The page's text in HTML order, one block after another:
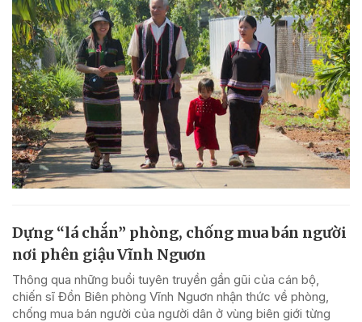
Dựng “lá chắn” phòng, chống mua bán người
nơi phên giậu Vĩnh Nguơn
Thông qua những buổi tuyên truyền gần gũi của cán bộ,
chiến sĩ Đồn Biên phòng Vĩnh Nguơn nhận thức về phòng,
chống mua bán người của người dân ở vùng biên giới từng